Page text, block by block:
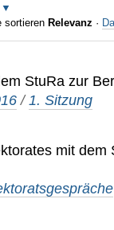
sortieren Relevanz ·
StuRa zur
/1. Sitzung
mit dem